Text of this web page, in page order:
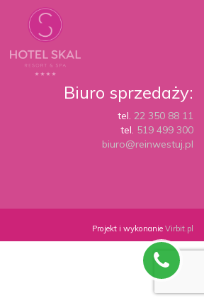
Biuro sprzedaży:
tel. 22 350 88 11
tel. 519 499 300
biuro@reinwestuj.pl
Projekt i wykonanie Virbit.pl